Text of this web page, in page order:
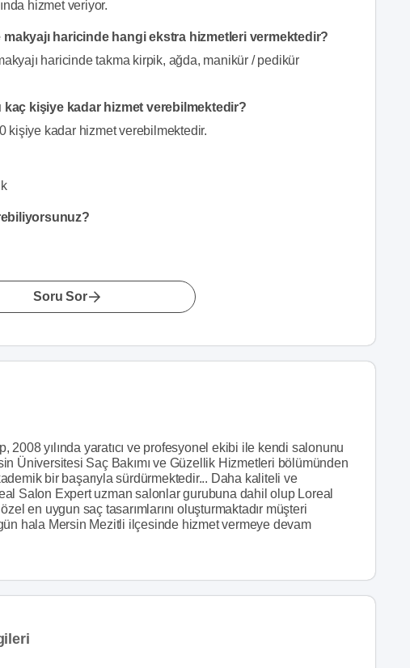
hizmet veriyor.
makyajı haricinde hangi ekstra hizmetleri vermektedir?
haricinde takma kirpik, ağda, manikür / pedikür
kişiye kadar hizmet verebilmektedir?
kişiye kadar hizmet verebilmektedir.
Soru Sor
2008 yılında yaratıcı ve profesyonel ekibi ile kendi salonunu
Üniversitesi Saç Bakımı ve Güzellik Hizmetleri bölümünden
bir başarıyla sürdürmektedir... Daha kaliteli ve
Salon Expert uzman salonlar gurubuna dahil olup Loreal
en uygun saç tasarımlarını oluşturmaktadır müşteri
hala Mersin Mezitli ilçesinde hizmet vermeye devam